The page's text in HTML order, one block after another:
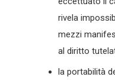
rivela
mezzi
al diritto
la portabilità